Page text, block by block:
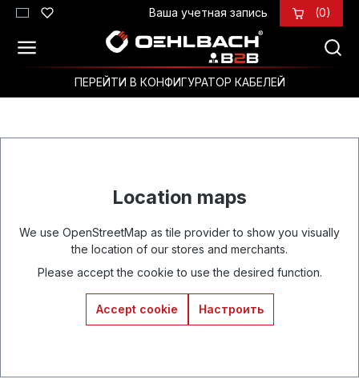
Перейти к основному содержанию
Ваша учетная запись (0)
ПЕРЕЙТИ В КОНФИГУРАТОР КАБЕЛЕЙ
Location maps
We use OpenStreetMap as tile provider to show you visually
the location of our stores and merchants.
Please accept the cookie to use the desired function.
Accept cookie Настроить